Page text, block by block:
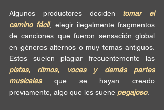
Algunos productores deciden tomar el
camino fácil, elegir ilegalmente fragmentos
de canciones que fueron sensación global
en géneros alternos o muy temas antiguos.
pistas, ritmos, voces y demás partes
musicales que se hayan creado
previamente, algo que les suene pegajoso.